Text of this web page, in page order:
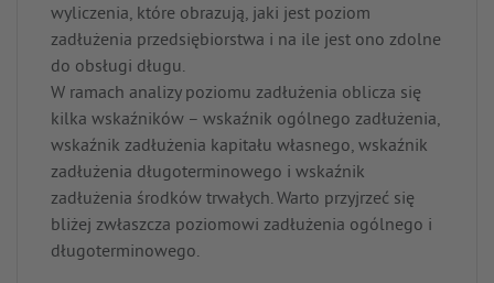
wyliczenia, które obrazują, jaki jest poziom
zadłużenia przedsiębiorstwa i na ile jest ono zdolne
do obsługi długu.
W ramach analizy poziomu zadłużenia oblicza się
kilka wskaźników – wskaźnik ogólnego zadłużenia,
wskaźnik zadłużenia kapitału własnego, wskaźnik
zadłużenia długoterminowego i wskaźnik
zadłużenia środków trwałych. Warto przyjrzeć się
bliżej zwłaszcza poziomowi zadłużenia ogólnego i
długoterminowego.